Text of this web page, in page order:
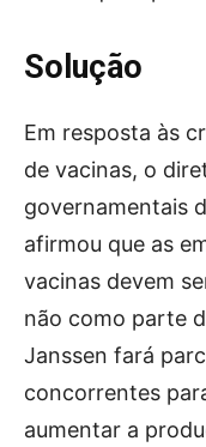
Solução
Em resposta às
de vacinas, o
governamentais
afirmou que as
vacinas devem
não como parte
Janssen fará
concorrentes
aumentar a